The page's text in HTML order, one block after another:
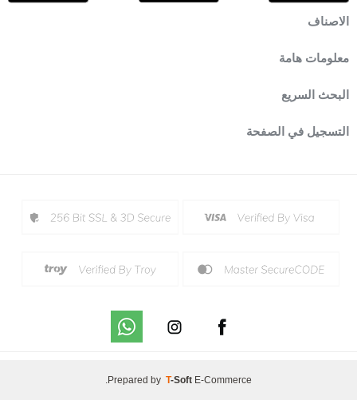
الاصناف
معلومات هامة
البحث السريع
التسجيل في الصفحة
Prepared by T-Soft E-Commerce